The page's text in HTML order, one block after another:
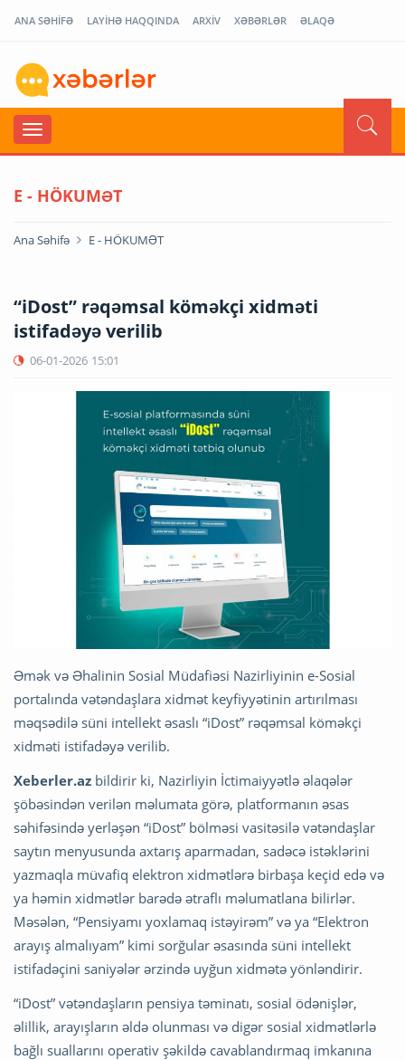
ANA SƏHİFƏ LAYİHƏ HAQQINDA ARXİV XƏBƏRLƏR ƏLAQƏ
E - HÖKUMƏT
Ana Səhifə E - HÖKUMƏT
“iDost” rəqəmsal köməkçi xidməti
istifadəyə verilib
06-01-2026 15:01
Əmək və Əhalinin Sosial Müdafiəsi Nazirliyinin e-Sosial
portalında vətəndaşlara xidmət keyfiyyətinin artırılması
məqsədilə süni intellekt əsaslı “iDost” rəqəmsal köməkçi
xidməti istifadəyə verilib.
Xeberler.az bildirir ki, Nazirliyin İctimaiyyətlə əlaqələr
şöbəsindən verilən məlumata görə, platformanın əsas
səhifəsində yerləşən “iDost” bölməsi vasitəsilə vətəndaşlar
saytın menyusunda axtarış aparmadan, sadəcə istəklərini
yazmaqla müvafiq elektron xidmətlərə birbaşa keçid edə və
ya həmin xidmətlər barədə ətraflı məlumatlana bilirlər.
Məsələn, “Pensiyamı yoxlamaq istəyirəm” və ya “Elektron
arayış almalıyam” kimi sorğular əsasında süni intellekt
istifadəçini saniyələr ərzində uyğun xidmətə yönləndirir.
“iDost” vətəndaşların pensiya təminatı, sosial ödənişlər,
əlillik, arayışların əldə olunması və digər sosial xidmətlərlə
bağlı suallarını operativ şəkildə cavablandırmaq imkanına